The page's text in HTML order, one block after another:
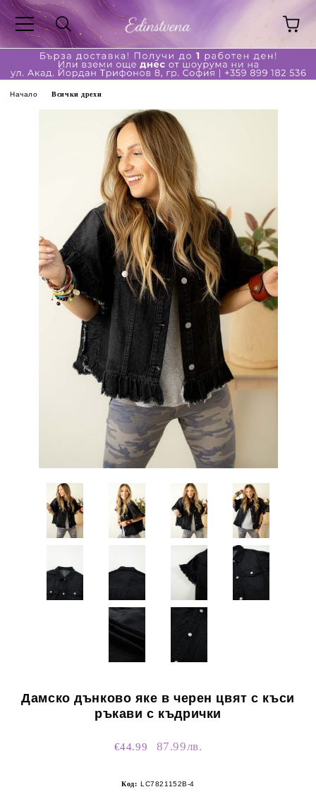
Начало Всички дрехи
Дамско дънково яке в черен цвят с къси
ръкави с къдрички
€44.99 87.99лв.
Код: LC7821152B-4